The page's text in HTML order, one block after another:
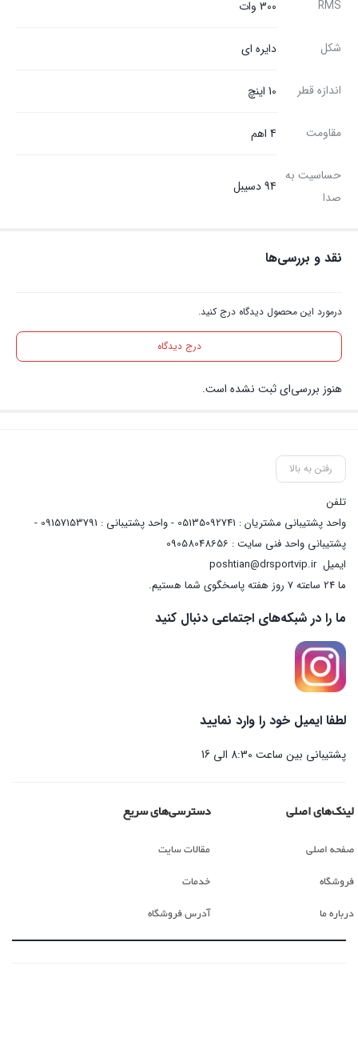
RMS 300 وات
شکل دایره ای
اندازه قطر 10 اینچ
مقاومت 4 اهم
حساسیت به
صدا
94 دسیبل
نقد و بررسی‌ها
درمورد این محصول دیدگاه درج کنید.
درج دیدگاه
هنوز بررسی‌ای ثبت نشده است.
رفتن به بالا
تلفن
واحد پشتیبانی مشتریان : 05135092741 - واحد پشتیبانی : 09157153791 -
پشتیبانی واحد فنی سایت : 09058048656
ایمیلposhtian@drsportvip.ir
ما 24 ساعته 7 روز هفته پاسخگوی شما هستیم.
ما را در شبکه‌های اجتماعی دنبال کنید
لطفا ایمیل خود را وارد نمایید
پشتیبانی بین ساعت 8:30 الی 16
لینک‌های اصلی
صفحه اصلی
فروشگاه
درباره ما
دسترسی‌های سریع
مقالات سایت
خدمات
آدرس فروشگاه